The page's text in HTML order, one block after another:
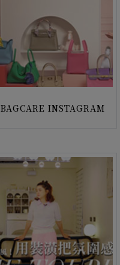
BAGCARE INSTAGRAM